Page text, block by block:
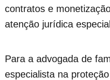
contratos e
atenção jurídica
Para a advogada de
especialista na